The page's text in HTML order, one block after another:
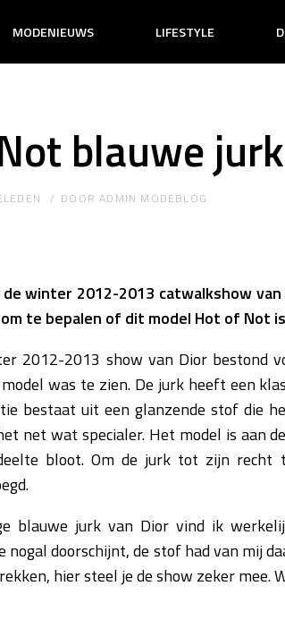
MODENIEUWS LIFESTYLE
blauwe
DOORADMIN MODEBLOG
winter 2012-2013 catwalkshow
te bepalen of dit model Hot of Not
2012-2013 show van Dior bestond
was te zien. De jurk heeft een
bestaat uit een glanzende stof die
net wat specialer. Het model is aan
bloot. Om de jurk tot zijn
blauwe jurk van Dior vind ik
nogal doorschijnt, de stof had van mij
hier steel je de show zeker mee.